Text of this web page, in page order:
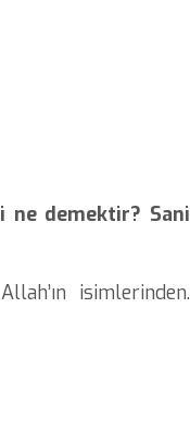
ne demektir? Sani
isimlerinden.